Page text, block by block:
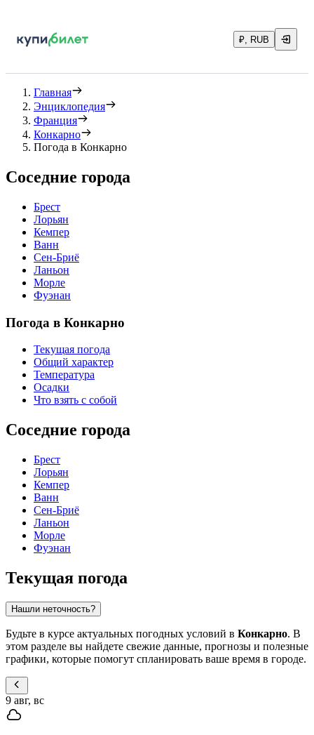
₽, RUB
Главная
Энциклопедия
Франция
Конкарно
Погода в Конкарно
Соседние города
Брест
Лорьян
Кемпер
Ванн
Сен-Бриё
Ланьон
Морле
Фуэнан
Погода в Конкарно
Текущая погода
Общий характер
Температура
Осадки
Что взять с собой
Соседние города
Брест
Лорьян
Кемпер
Ванн
Сен-Бриё
Ланьон
Морле
Фуэнан
Текущая погода
Нашли неточность?
Будьте в курсе актуальных погодных условий в Конкарно. В
этом разделе вы найдете свежие данные, прогнозы и полезные
графики, которые помогут спланировать ваше время в городе.
9 авг, вс